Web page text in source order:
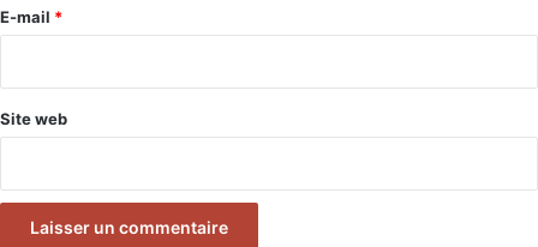
e
E-mail *
Site web